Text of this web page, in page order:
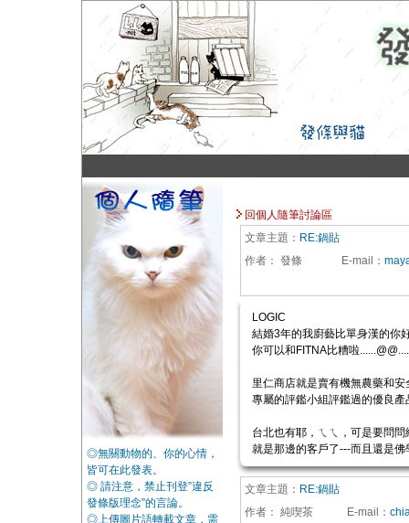
◎無關動物的、你的心情，
皆可在此發表。
◎ 請注意，禁止刊登”違反
發條版理念”的言論。
◎上傳圖片語轉載文章，需
回個人隨筆討論區
文章主題： RE:鍋貼
作者： 發條 E-mail ：
LOGIC
結婚3年的我廚藝比單身漢的你
你可以和FITNA比糟啦
里仁商店就是賣有機無農藥和
專屬的評鑑小組評鑑過的優良
台北也有耶，ㄟㄟ，可是要問
就是那邊的客戶了---而且還是
文章主題： RE:鍋貼
作者： 純喫茶 E-mail ：